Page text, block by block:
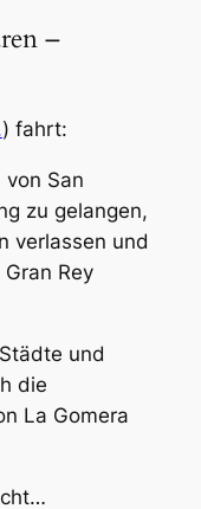
–
) fahrt:
San
zu gelangen,
verlassen und
Rey
und
die
La Gomera